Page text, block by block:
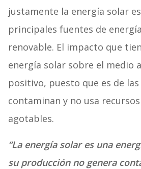
justamente la energía solar
principales fuentes de
renovable. El impacto que
energía solar sobre el medio
positivo, puesto que es de
contaminan y no usa
agotables.
“La energía solar es una
su producción no genera